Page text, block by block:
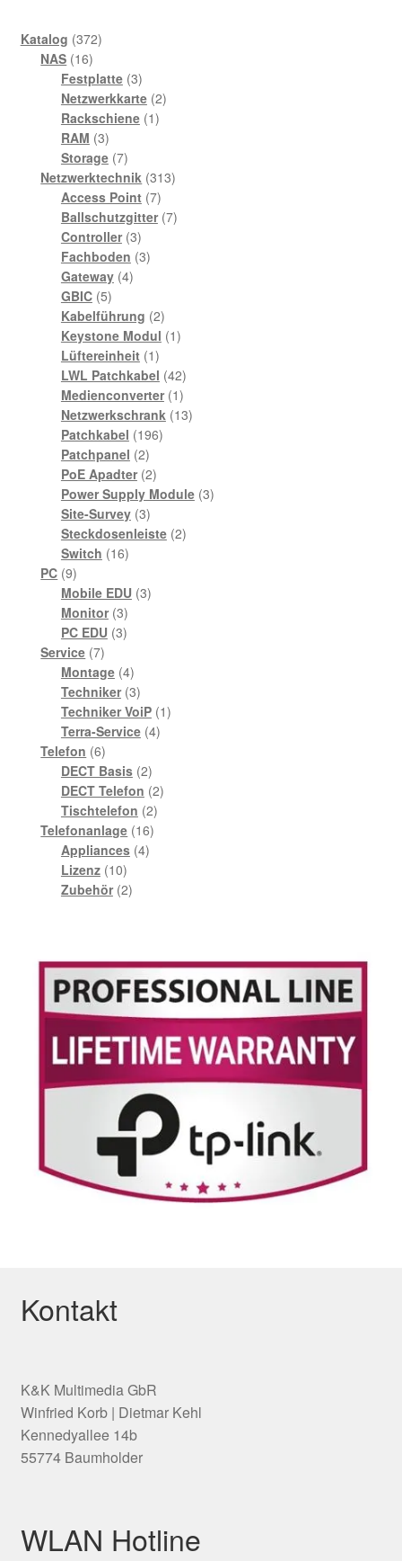
Katalog 372372
NAS 1616
Produkte
Festplatte 33
Produkte
Netzwerkkarte 22
Rackschiene 11
RAM 33
Produkte
Storage 77
Produkte
Netzwerktechnik 313313
Access Point 77
Produkte
Ballschutzgitter 77
Controller 33
Produkte
Fachboden 33
Gateway 44
GBIC 55
Produkte
Kabelführung 22
Produkte
Keystone Modul 11
Lüftereinheit 11
Produkt
LWL Patchkabel 4242
Produkte
Medienconverter 11
Produkt
Netzwerkschrank 1313
Patchkabel 196196
Patchpanel 22
Produkte
PoE Apadter 22
Produkte
Power Supply Module 33
Site-Survey 33
Produkte
Steckdosenleiste 22
Switch 1616
PC 99
Produkte
Mobile EDU 33
Monitor 33
Produkte
PC EDU 33
Service 77
Produkte
Montage 44
Produkte
Techniker 33
Produkte
Techniker VoiP 11
Terra-Service 44
Telefon 66
Produkte
DECT Basis 22
Produkte
DECT Telefon 22
Tischtelefon 22
Produkte
Telefonanlage 1616
Appliances 44
Lizenz 1010
Produkte
Zubehör 22
Kontakt
K&K Multimedia GbR
Winfried Korb | Dietmar Kehl
Kennedyallee 14b
55774 Baumholder
WLAN Hotline